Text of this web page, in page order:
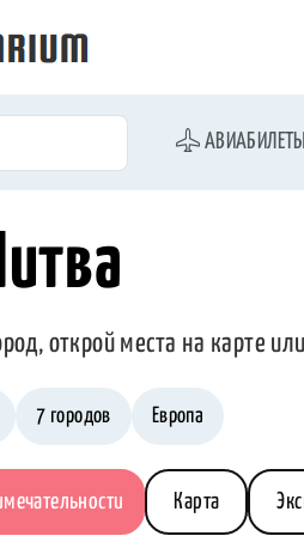
АВИАБИЛЕТЫ
открой места на карте
7 городов Европа
Карта